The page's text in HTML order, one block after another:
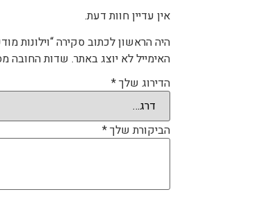
אין עדיין חוות דעת.
היה הראשון לכתוב סקירה “וילונות
האימייל לא יוצג באתר. שדות החובה
הדירוג שלך*
הביקורת שלך*